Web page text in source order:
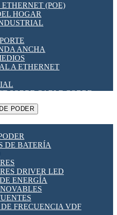
[VDF]
SSR
POTENCIA
DE CABLE
(POE)
HOGAR
ANCHA
A ETHERNET
SOBRE CABLE COBRE
IOT
PODER
DE BATERÍA
DRIVER LED
ENERGÍA
FRECUENCIA VDF